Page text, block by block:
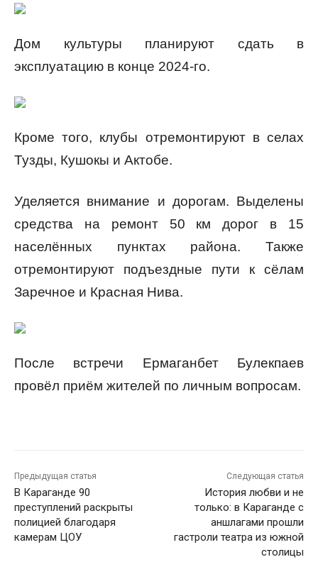
Дом культуры планируют сдать в
эксплуатацию в конце 2024-го.
Кроме того, клубы отремонтируют в селах
Тузды, Кушокы и Актобе.
Уделяется внимание и дорогам. Выделены
средства на ремонт 50 км дорог в 15
населённых пунктах района. Также
отремонтируют подъездные пути к сёлам
Заречное и Красная Нива.
После встречи Ермаганбет Булекпаев
провёл приём жителей по личным вопросам.
Предыдущая статья
В Караганде 90
преступлений раскрыты
полицией благодаря
камерам ЦОУ
Следующая статья
История любви и не
только: в Караганде с
аншлагами прошли
гастроли театра из южной
столицы